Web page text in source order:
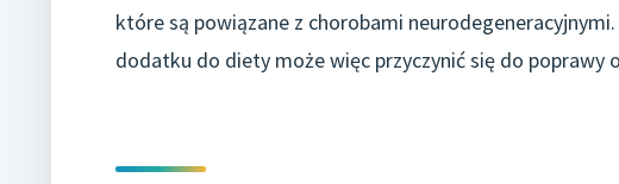
które są powiązane z chorobami
dodatku do diety może więc przyczynić się do poprawy